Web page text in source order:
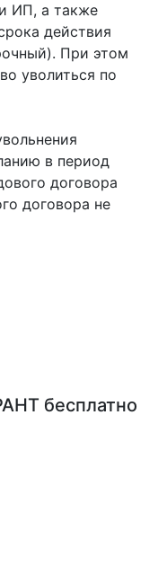
ИП, а также
действия
При этом
уволиться по
в период
договора
договора не
бесплатно